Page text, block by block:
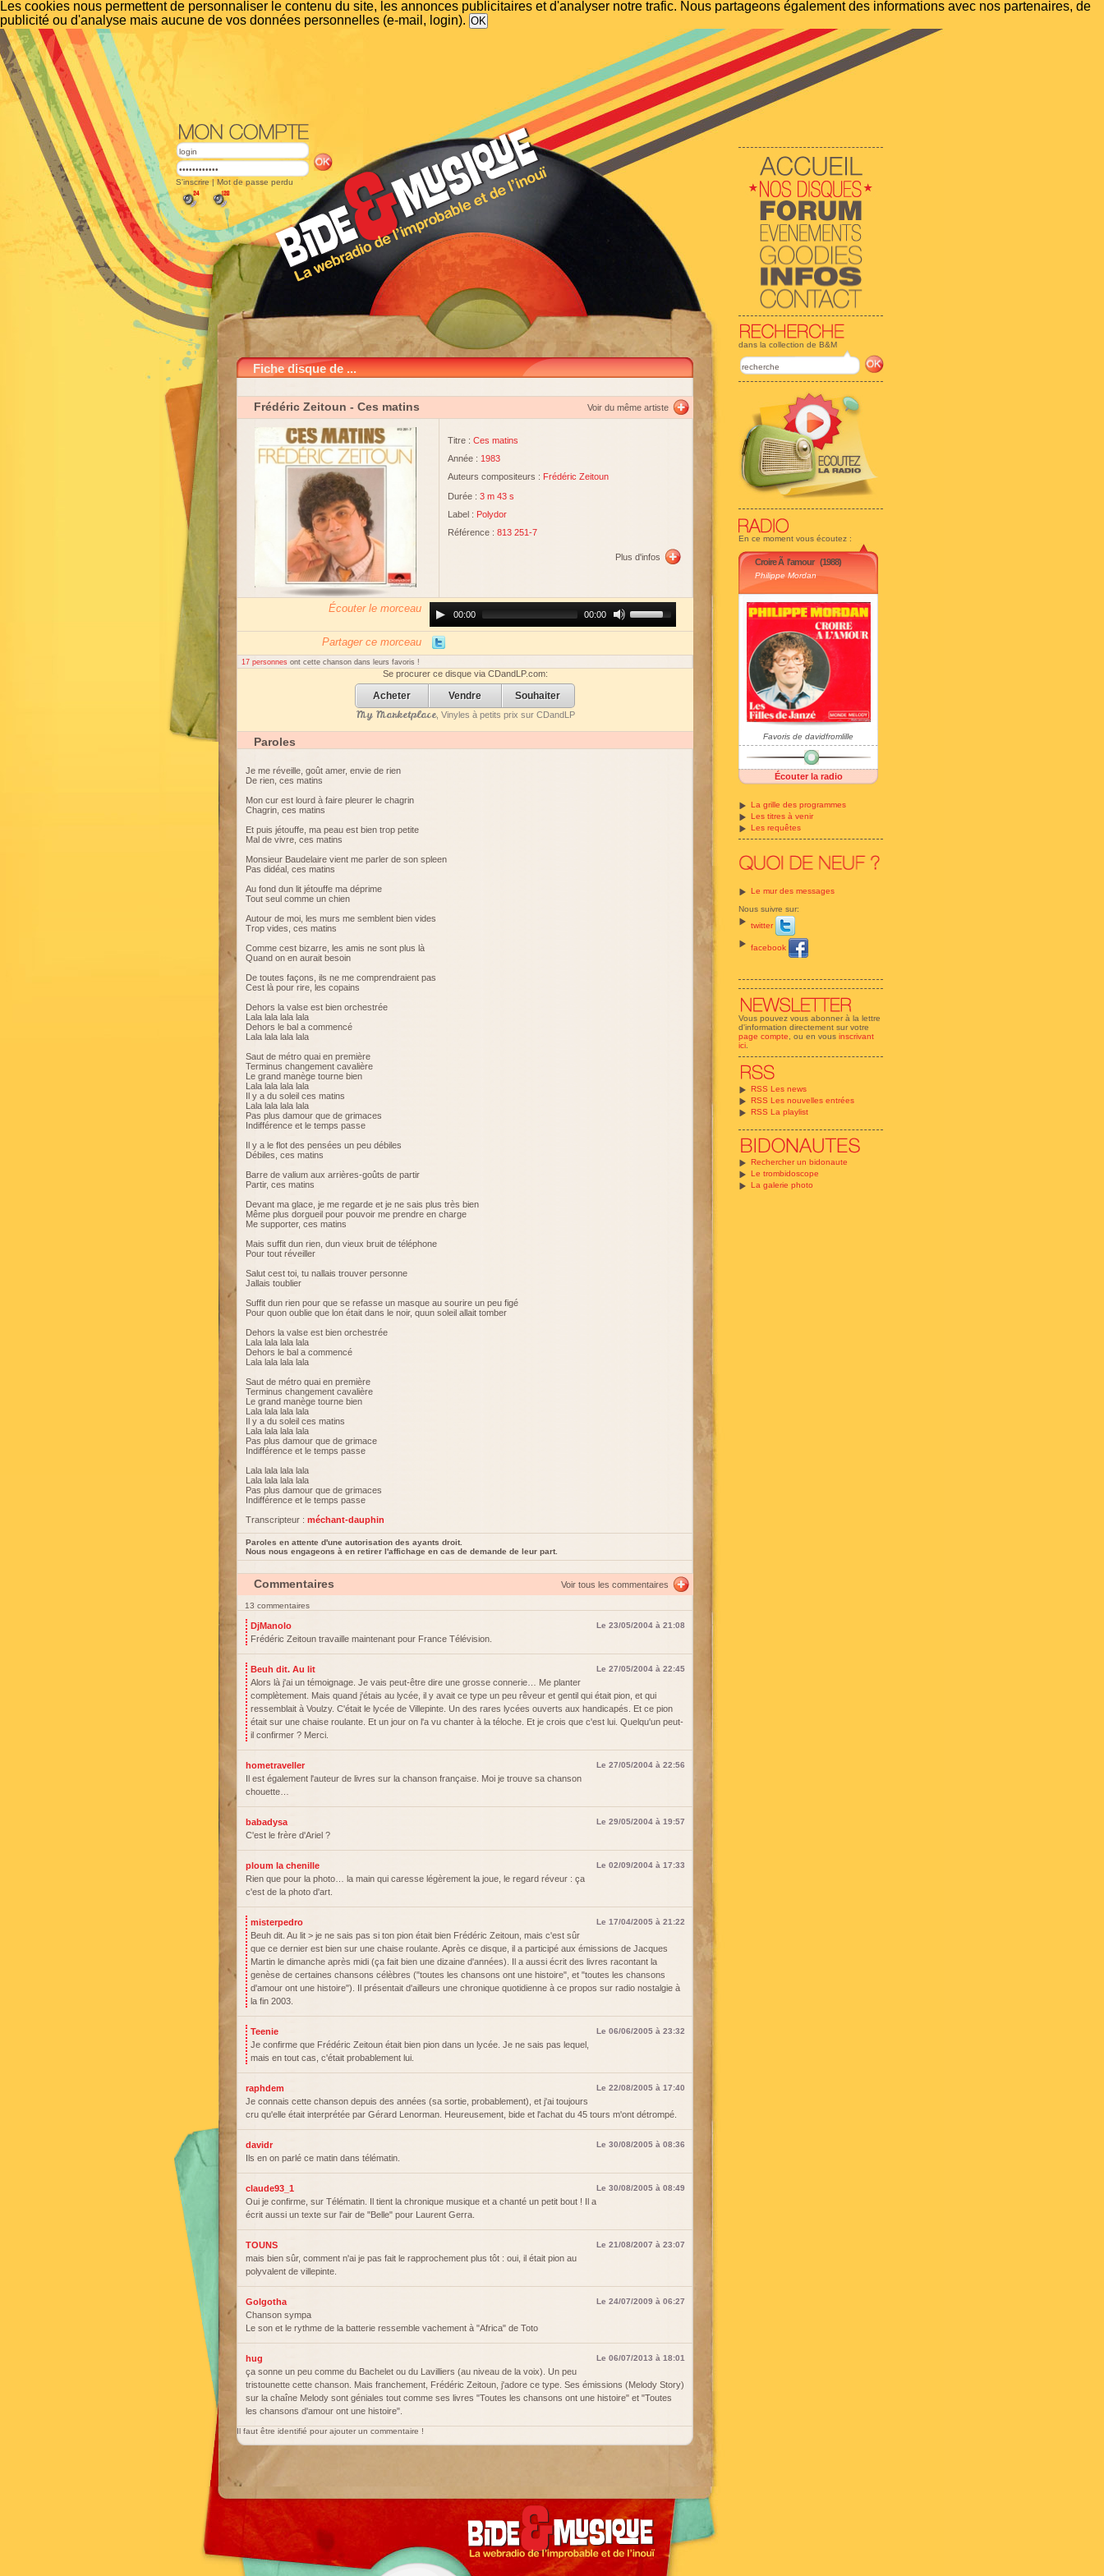
Les cookies nous permettent de personnaliser le contenu du site, les annonces publicitaires et d'analyser notre trafic. Nous partageons également des informations avec nos partenaires, de
publicité ou d'analyse mais aucune de vos données personnelles (e-mail, login).
dans la collection de B&M
En ce moment vous écoutez :
Croire Ã l'amour (1988)
Philippe Mordan
Favoris de davidfromlille
Écouter la radio
La grille des programmes
Les titres à venir
Les requêtes
Le mur des messages
Nous suivre sur:
twitter
facebook
Vous pouvez vous abonner à la lettre
d'information directement sur votre
page compte , ou en vous inscrivant
ici
RSS Les news
RSS Les nouvelles entrées
RSS La playlist
Rechercher un bidonaute
Le trombidoscope
La galerie photo
S'inscrire | Mot de passe perdu
Fiche disque de ...
Frédéric Zeitoun - Ces matins Voir du même artiste
Titre : Ces matins
Année : 1983
Auteurs compositeurs : Frédéric Zeitoun
Durée : 3 m 43 s
Label : Polydor
Référence : 813 251-7
Plus d'infos
Écouter le morceau
Player00:00 00:00
Up/Down
Arrow
increase
or
Partager ce morceau
17 personnes ont cette chanson dans leurs favoris !
Se procurer ce disque via CDandLP.com:
Acheter Vendre Souhaiter
My Marketplace, Vinyles à petits prix sur CDandLP
Paroles
Je me réveille, goût amer, envie de rien
De rien, ces matins
Mon cur est lourd à faire pleurer le chagrin
Chagrin, ces matins
Et puis jétouffe, ma peau est bien trop petite
Mal de vivre, ces matins
Monsieur Baudelaire vient me parler de son spleen
Pas didéal, ces matins
Au fond dun lit jétouffe ma déprime
Tout seul comme un chien
Autour de moi, les murs me semblent bien vides
Trop vides, ces matins
Comme cest bizarre, les amis ne sont plus là
Quand on en aurait besoin
De toutes façons, ils ne me comprendraient pas
Cest là pour rire, les copains
Dehors la valse est bien orchestrée
Lala lala lala lala
Dehors le bal a commencé
Lala lala lala lala
Saut de métro quai en première
Terminus changement cavalière
Le grand manège tourne bien
Lala lala lala lala
Il y a du soleil ces matins
Lala lala lala lala
Pas plus damour que de grimaces
Indifférence et le temps passe
Il y a le flot des pensées un peu débiles
Débiles, ces matins
Barre de valium aux arrières-goûts de partir
Partir, ces matins
Devant ma glace, je me regarde et je ne sais plus très bien
Même plus dorgueil pour pouvoir me prendre en charge
Me supporter, ces matins
Mais suffit dun rien, dun vieux bruit de téléphone
Pour tout réveiller
Salut cest toi, tu nallais trouver personne
Jallais toublier
Suffit dun rien pour que se refasse un masque au sourire un peu figé
Pour quon oublie que lon était dans le noir, quun soleil allait tomber
Dehors la valse est bien orchestrée
Lala lala lala lala
Dehors le bal a commencé
Lala lala lala lala
Saut de métro quai en première
Terminus changement cavalière
Le grand manège tourne bien
Lala lala lala lala
Il y a du soleil ces matins
Lala lala lala lala
Pas plus damour que de grimace
Indifférence et le temps passe
Lala lala lala lala
Lala lala lala lala
Pas plus damour que de grimaces
Indifférence et le temps passe
Transcripteur : méchant-dauphin
Paroles en attente d'une autorisation des ayants droit.
Nous nous engageons à en retirer l'affichage en cas de demande de leur part.
Commentaires Voir tous les commentaires
13 commentaires
DjManolo Le 23/05/2004 à 21:08
Frédéric Zeitoun travaille maintenant pour France Télévision.
Beuh dit. Au lit Le 27/05/2004 à 22:45
Alors là j'ai un témoignage. Je vais peut-être dire une grosse connerie… Me planter
complètement. Mais quand j'étais au lycée, il y avait ce type un peu rêveur et gentil qui était pion, et qui
ressemblait à Voulzy. C'était le lycée de Villepinte. Un des rares lycées ouverts aux handicapés. Et ce pion
était sur une chaise roulante. Et un jour on l'a vu chanter à la téloche. Et je crois que c'est lui. Quelqu'un peut-
il confirmer ? Merci.
hometraveller Le 27/05/2004 à 22:56
Il est également l'auteur de livres sur la chanson française. Moi je trouve sa chanson
chouette…
babadysa Le 29/05/2004 à 19:57
C'est le frère d'Ariel ?
ploum la chenille Le 02/09/2004 à 17:33
Rien que pour la photo… la main qui caresse légèrement la joue, le regard réveur : ça
c'est de la photo d'art.
misterpedro Le 17/04/2005 à 21:22
Beuh dit. Au lit > je ne sais pas si ton pion était bien Frédéric Zeitoun, mais c'est sûr
que ce dernier est bien sur une chaise roulante. Après ce disque, il a participé aux émissions de Jacques
Martin le dimanche après midi (ça fait bien une dizaine d'années). Il a aussi écrit des livres racontant la
genèse de certaines chansons célèbres ("toutes les chansons ont une histoire", et "toutes les chansons
d'amour ont une histoire"). Il présentait d'ailleurs une chronique quotidienne à ce propos sur radio nostalgie à
la fin 2003.
Teenie Le 06/06/2005 à 23:32
Je confirme que Frédéric Zeitoun était bien pion dans un lycée. Je ne sais pas lequel,
mais en tout cas, c'était probablement lui.
raphdem Le 22/08/2005 à 17:40
Je connais cette chanson depuis des années (sa sortie, probablement), et j'ai toujours
cru qu'elle était interprétée par Gérard Lenorman. Heureusement, bide et l'achat du 45 tours m'ont détrompé.
davidr Le 30/08/2005 à 08:36
Ils en on parlé ce matin dans télématin.
claude93_1 Le 30/08/2005 à 08:49
Oui je confirme, sur Télématin. Il tient la chronique musique et a chanté un petit bout ! Il a
écrit aussi un texte sur l'air de "Belle" pour Laurent Gerra.
TOUNS Le 21/08/2007 à 23:07
mais bien sûr, comment n'ai je pas fait le rapprochement plus tôt : oui, il était pion au
polyvalent de villepinte.
Golgotha Le 24/07/2009 à 06:27
Chanson sympa
Le son et le rythme de la batterie ressemble vachement à "Africa" de Toto
hug Le 06/07/2013 à 18:01
ça sonne un peu comme du Bachelet ou du Lavilliers (au niveau de la voix). Un peu
tristounette cette chanson. Mais franchement, Frédéric Zeitoun, j'adore ce type. Ses émissions (Melody Story)
sur la chaîne Melody sont géniales tout comme ses livres "Toutes les chansons ont une histoire" et "Toutes
les chansons d'amour ont une histoire".
Il faut être identifié pour ajouter un commentaire !